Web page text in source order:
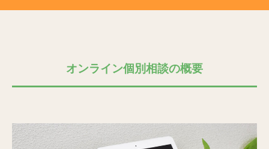
オンライン個別相談の概要